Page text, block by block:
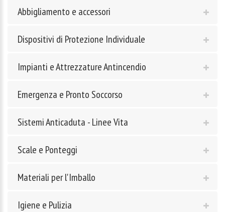
Abbigliamento e accessori
Dispositivi di Protezione Individuale
Impianti e Attrezzature Antincendio
Emergenza e Pronto Soccorso
Sistemi Anticaduta - Linee Vita
Scale e Ponteggi
Materiali per l'Imballo
Igiene e Pulizia